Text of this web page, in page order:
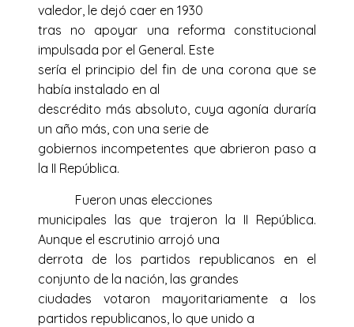
valedor, le dejó caer en 1930
tras no apoyar una reforma constitucional
impulsada por el General. Este
sería el principio del fin de una corona que se
había instalado en al
descrédito más absoluto, cuya agonía duraría
un año más, con una serie de
gobiernos incompetentes que abrieron paso a
la II República.
Fueron unas elecciones
municipales las que trajeron la II República.
Aunque el escrutinio arrojó una
derrota de los partidos republicanos en el
conjunto de la nación, las grandes
ciudades votaron mayoritariamente a los
partidos republicanos, lo que unido a